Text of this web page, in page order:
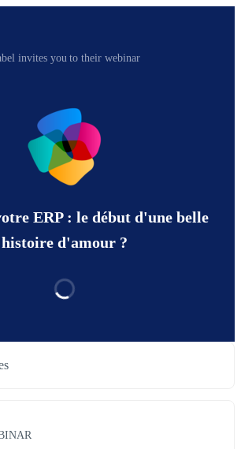
invites you to their webinar
ERP : le début d'une belle
histoire d'amour ?